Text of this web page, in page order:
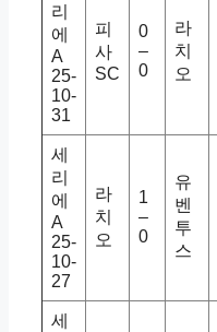
리
에
A
25-
10-
31
피
사
SC
0
–
0
라
치
오
세
리
에
A
25-
10-
27
라
치
오
1
–
0
유
벤
투
스
세